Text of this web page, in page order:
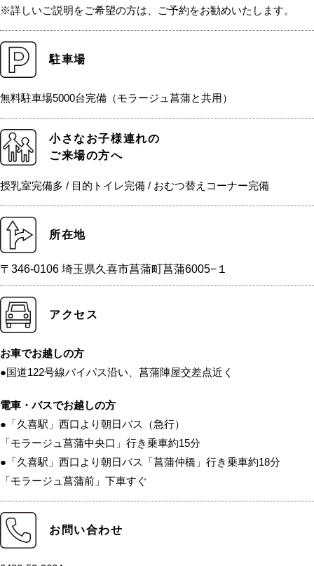
※詳しいご説明をご希望の方は、ご予約をお勧めいたします。
駐車場
無料駐車場5000台完備（モラージュ菖蒲と共用）
小さなお子様連れの
ご来場の方へ
授乳室完備多 / 目的トイレ完備 / おむつ替えコーナー完備
所在地
〒346-0106 埼玉県久喜市菖蒲町菖蒲6005−１
アクセス
お車でお越しの方
●国道122号線バイパス沿い、菖蒲陣屋交差点近く
電車・バスでお越しの方
●「久喜駅」西口より朝日バス（急行）
「モラージュ菖蒲中央口」行き乗車約15分
●「久喜駅」西口より朝日バス「菖蒲仲橋」行き乗車約18分
「モラージュ菖蒲前」下車すぐ
お問い合わせ